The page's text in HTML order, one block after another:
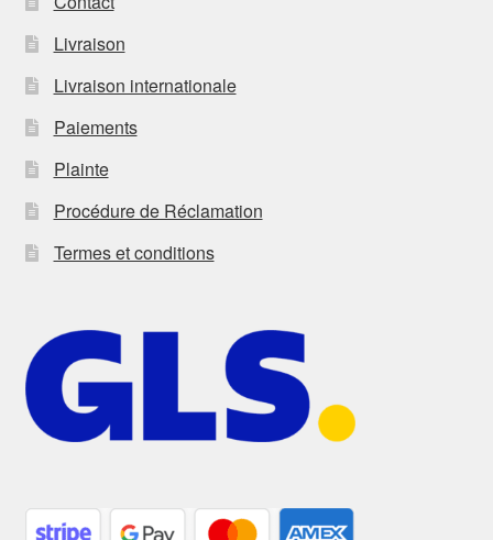
Livraison
Livraison internationale
Paiements
Plainte
Procédure de Réclamation
Termes et conditions